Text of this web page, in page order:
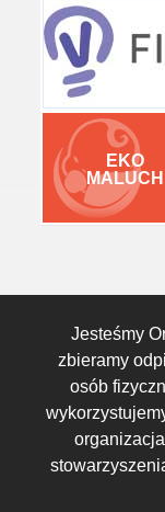
EKO
MALUCH
Jesteśmy
zbieramy
osób